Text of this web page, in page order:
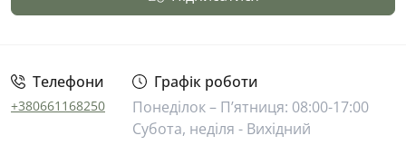
Публічна оферта
Телефони
+380661168250
Графік роботи
Понеділок – П’ятниця: 08:00-17:00
Субота, неділя - Вихідний